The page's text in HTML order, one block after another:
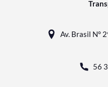
Av. Brasil N°
56